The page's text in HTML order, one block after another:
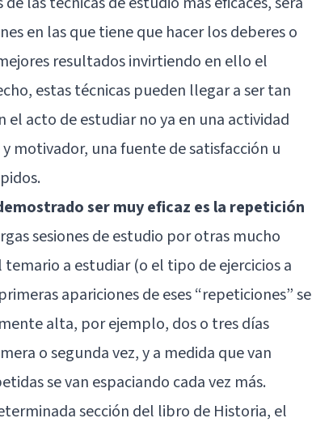
en las que tiene que hacer los deberes o
resultados invirtiendo en ello el
estas técnicas pueden llegar a ser tan
el acto de estudiar no ya en una actividad
motivador, una fuente de satisfacción u
ser muy eficaz es la repetición
sesiones de estudio por otras mucho
a estudiar (o el tipo de ejercicios a
apariciones de eses “repeticiones” se
alta, por ejemplo, dos o tres días
o segunda vez, y a medida que van
se van espaciando cada vez más.
sección del libro de Historia, el